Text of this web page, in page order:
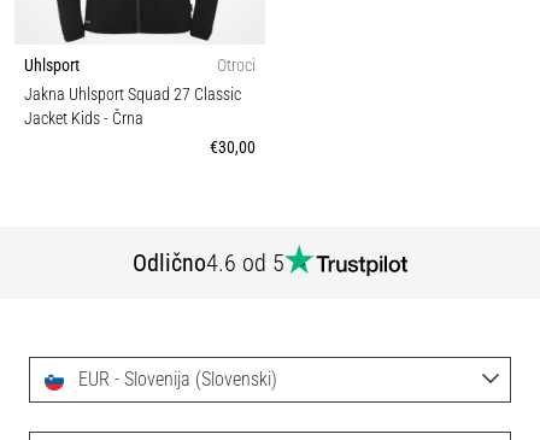
Uhlsport
Otroci
Jakna Uhlsport Squad 27 Classic
Jacket Kids- Črna
€30,00
Odlično4.6 od 5
EUR - Slovenija (Slovenski)